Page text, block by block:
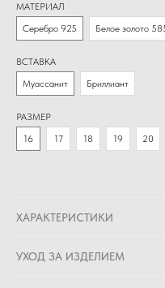
МАТЕРИАЛ
Серебро 925
Белое золото
ВСТАВКА
Муассанит
Бриллиант
РАЗМЕР
16
17 18 19 20
ХАРАКТЕРИСТИКИ
УХОД ЗА ИЗДЕЛИЕМ